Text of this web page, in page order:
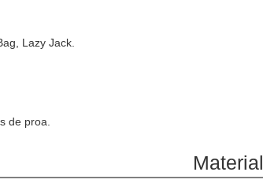
Lazy Jack.
de proa.
Material